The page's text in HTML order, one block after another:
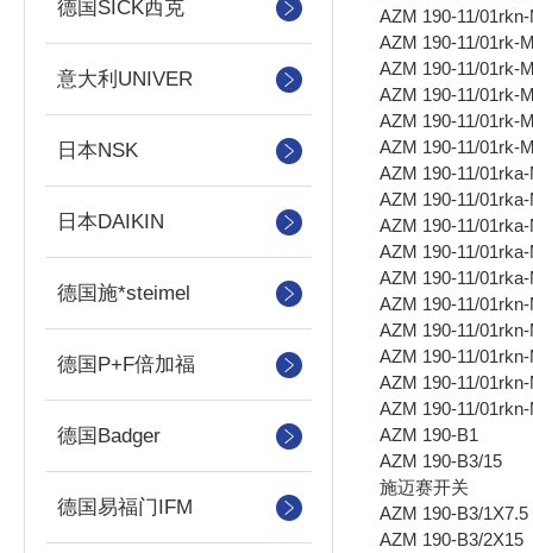
德国SICK西克
意大利UNIVER
日本NSK
日本DAIKIN
德国施*steimel
德国P+F倍加福
德国Badger
德国易福门IFM
AZM 190-11/
AZM 190-11/01rk-
AZM 190-11/01rk-
AZM 190-11/01rk-
AZM 190-11/01rk-
AZM 190-11/01rk-
AZM 190-11/
AZM 190-11/
AZM 190-11/
AZM 190-11/
AZM 190-11/
AZM 190-11/
AZM 190-11/
AZM 190-11/
AZM 190-11/
AZM 190-11/
AZM 190-B1
AZM 190-B3/15
施迈赛开关
AZM 190-B3/1X7.5
AZM 190-B3/2X15